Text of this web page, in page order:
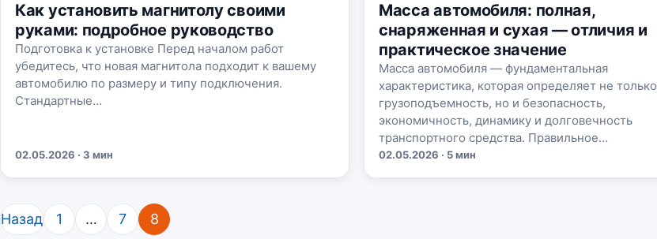
Как установить магнитолу своими
руками: подробное руководство
Подготовка к установке Перед началом работ
убедитесь, что новая магнитола подходит к вашему
автомобилю по размеру и типу подключения.
Стандартные…
02.05.2026 · 3 мин
Масса автомобиля: полная,
снаряженная и сухая — отличия и
практическое значение
Масса автомобиля — фундаментальная
характеристика, которая определяет не только
грузоподъемность, но и безопасность,
экономичность, динамику и долговечность
транспортного средства. Правильное…
02.05.2026 · 5 мин
Пагинация записей
Назад 1 … 7 8